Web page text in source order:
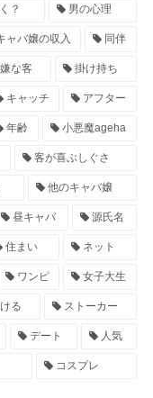
？ 男の心理
ャバ嬢の収入 同伴
嫌な客 掛け持ち
キャッチ アフター
年齢 小悪魔ageha
客が喜ぶしぐさ
他のキャバ嬢
昼キャバ 源氏名
住まい ネット
ワンピ 女子大生
る ストーカー
デート 人気
コスプレ